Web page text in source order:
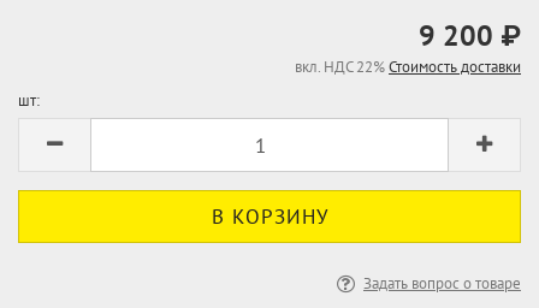
9 200 ₽
вкл. НДС 22%Стоимость доставки
шт:
Задать вопрос о товаре